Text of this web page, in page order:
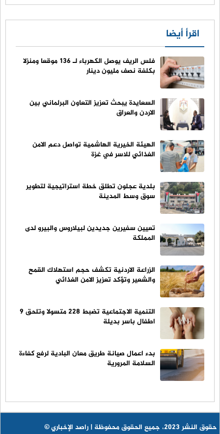
اقرأ أيضا
فلس الريف يوصل الكهرباء لـ 136 موقعا ومنزلا
بكلفة نصف مليون دينار
السعايدة يبحث تعزيز التعاون البرلماني بين
الاردن والعراق
الهيئة الخيرية الهاشمية تواصل دعم الامن
الغذائي للاسر في غزة
بلدية عجلون تطلق خطة استراتيجية لتطوير
سوق وسط المدينة
تعيين سفيرين جديدين لبيلاروس والبيرو لدى
المملكة
الزراعة الاردنية تكشف حجم استهلاك القمح
والشعير وتؤكد تعزيز الامن الغذائي
التنمية الاجتماعية تضبط 228 متسولا وتلحق 9
اطفال باسر بديلة
بدء اعمال صيانة طريق معان البادية لرفع كفاءة
السلامة المرورية
© حقوق النشر 2023، جميع الحقوق محفوظة | راصد الإخباري